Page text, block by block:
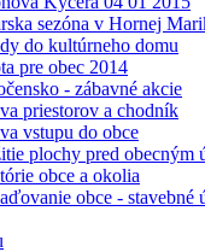
sezóna v Hornej
do kultúrneho domu
pre obec 2014
- zábavné akcie
priestorov a chodník
vstupu do obce
plochy pred obecným
obce a okolia
obce - stavebné